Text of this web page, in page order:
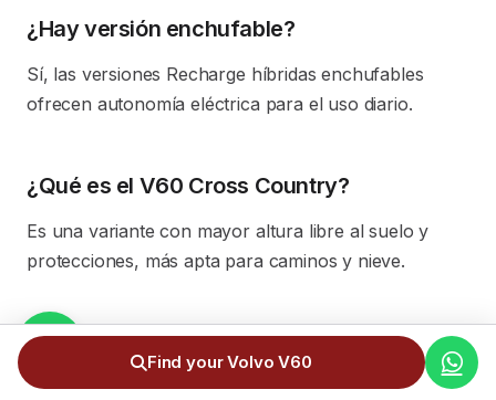
¿Hay versión enchufable?
Sí, las versiones Recharge híbridas enchufables
ofrecen autonomía eléctrica para el uso diario.
¿Qué es el V60 Cross Country?
Es una variante con mayor altura libre al suelo y
protecciones, más apta para caminos y nieve.
¿Es seguro?
La seguridad es seña de identidad de Volvo; el V60
Find your Volvo V60